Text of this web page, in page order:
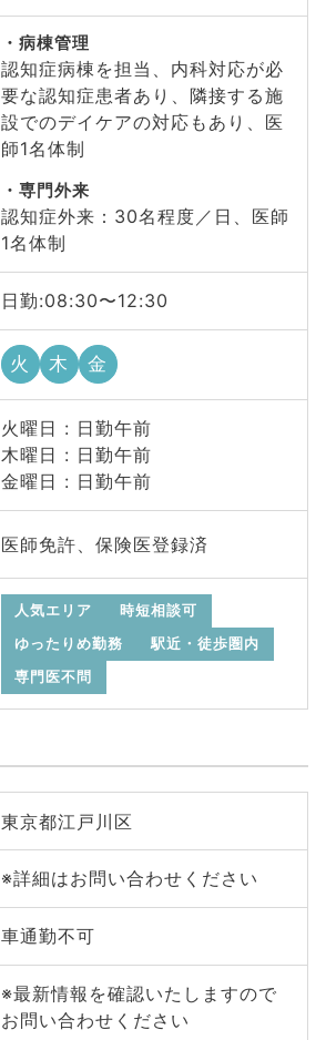
病棟管理
認知症病棟を担当、内科対応が必
要な認知症患者あり、隣接する施
設でのデイケアの対応もあり、医
師1名体制
専門外来
認知症外来：30名程度／日、医師
1名体制
日勤:08:30〜12:30
火 木 金
火曜日 : 日勤午前
木曜日 : 日勤午前
金曜日 : 日勤午前
医師免許、保険医登録済
人気エリア
時短相談可
ゆったりめ勤務
駅近・徒歩圏内
専門医不問
東京都江戸川区
※詳細はお問い合わせください
車通勤不可
※最新情報を確認いたしますので
お問い合わせください